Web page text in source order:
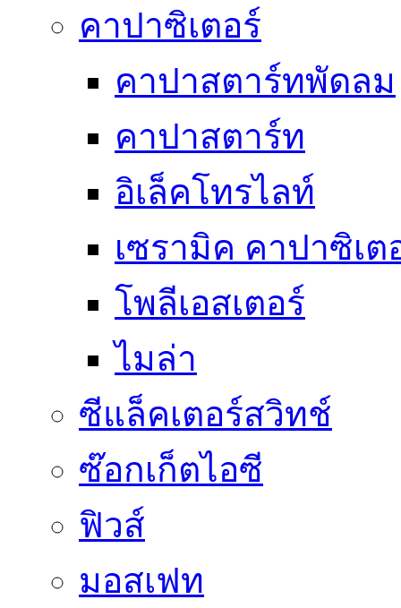
คาปาซิเตอร์
คาปาสตาร์ทพัดลม
คาปาสตาร์ท
อิเล็คโทรไลท์
เซรามิค คาปาซิเต
โพลีเอสเตอร์
ไมล่า
ซีแล็คเตอร์สวิทช์
ซ๊อกเก็ตไอซี
ฟิวส์
มอสเฟท